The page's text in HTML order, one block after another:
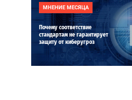
МНЕНИЕ МЕСЯЦА
Почему соответствие
стандартам не гарантирует
защиту от киберугроз